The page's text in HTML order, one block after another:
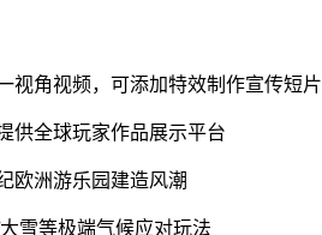
视角视频，可添加特效制作宣传短片
供全球玩家作品展示平台
欧洲游乐园建造风潮
雪等极端气候应对玩法